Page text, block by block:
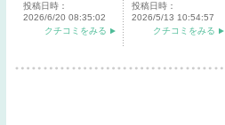
投稿日時：
2026/6/20 08:35:02
クチコミをみる
投稿日時：
2026/5/13 10:54:57
クチコミをみる